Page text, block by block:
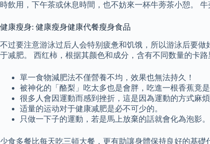
時飲用，下午茶或休息時間，也不妨來一杯牛蒡茶小憩。
健康瘦身: 健康瘦身健康代餐瘦身食品
不过要注意游泳过后人会特别疲惫和饥饿，所以游泳后要
于减肥。 西红柿，根据其颜色和成分，含有不同数量的卡
單一食物減肥法不僅營養不均，效果也無法持久！
被神化的「酪梨」吃太多也是會胖，吃進一根香蕉竟
很多人會因運動而感到挫折，這是因為運動的方式麻
适量的运动对于健康减肥是必不可少的。
只做一下子的運動，若是馬上放棄的話就會化為泡影。
少食多餐比每天吃三頓大餐，更有助讓身體保持良好的基